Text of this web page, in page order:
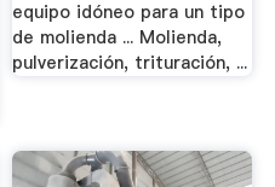
equipo idóneo para un tipo
de molienda ... Molienda,
pulverización, trituración, ...